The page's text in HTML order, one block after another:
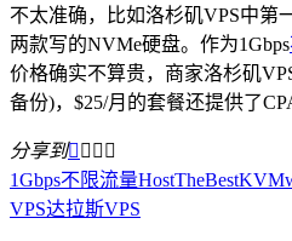
不太准确，比如洛杉矶VPS中第
两款写的NVMe硬盘。作为1Gbps
价格确实不算贵，商家洛杉矶
备份)，$25/月的套餐还提供了
分享到   
1Gbps不限流量HostTheBestKVM
VPS达拉斯VPS